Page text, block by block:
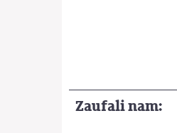
Zaufali nam: